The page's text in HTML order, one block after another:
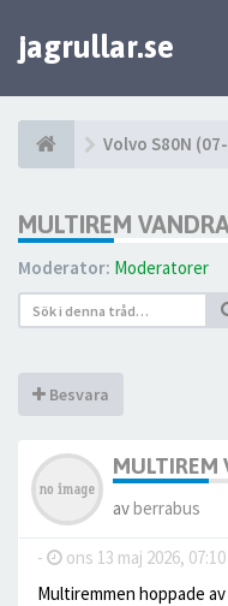
jagrullar.se
Volvo S80N (07-
MULTIREM
Moderator: Moderatorer
Besvara
MULTIREM
avberrabus
- ons 13 maj 2026, 07:10
Multiremmen hoppade